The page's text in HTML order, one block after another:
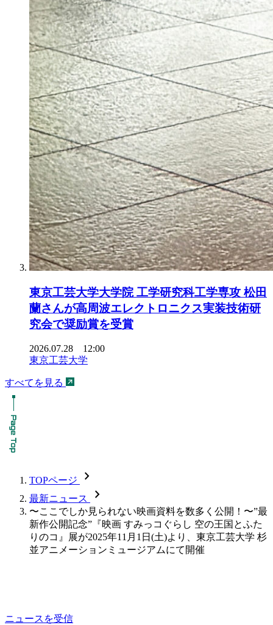
東京工芸大学大学院 工学研究科工学専攻 松田
蘭さんが高周波エレクトロニクス実装技術研
究会で奨励賞を受賞
2026.07.28 12:00
東京工芸大学
すべてを見る
TOPページ chevron_forward
最新ニュース chevron_forward
〜ここでしか見られない映画資料を数多く公開！〜”最
新作公開記念”『映画 すみっコぐらし 空の王国とふた
りのコ』展が2025年11月1日(土)より、東京工芸大学 杉
並アニメーションミュージアムにて開催
ニュースを受信